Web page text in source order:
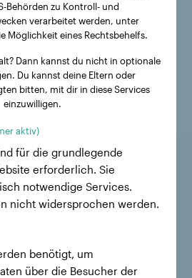
Behörden zu Kontroll- und
verarbeitet werden, unter
Möglichkeit eines Rechtsbehelfs.
Dann kannst du nicht in optionale
Du kannst deine Eltern oder
bitten, mit dir in diese Services
einzuwilligen.
aktiv)
für die grundlegende
erforderlich. Sie
notwendige Services.
nicht widersprochen werden.
benötigt, um
über die Besucher der